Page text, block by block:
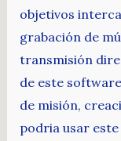
objetivos
grabación de
transmisión
de este
de misión,
podria usar